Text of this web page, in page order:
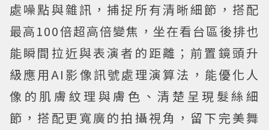
處噪點與雜訊，捕捉所有清晰細節，搭配
最高100倍超高倍變焦，坐在看台區後排也
能瞬間拉近與表演者的距離；前置鏡頭升
級應用AI影像訊號處理演算法，能優化人
像的肌膚紋理與膚色、清楚呈現髮絲細
節，搭配更寬廣的拍攝視角，留下完美舞